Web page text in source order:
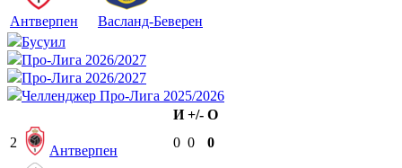
Антверпен
Васланд-Беверен
Бусуил
Про-Лига 2026/2027
Про-Лига 2026/2027
Челленджер Про-Лига 2025/2026
И +/- О
2
Антверпен
0 0 0